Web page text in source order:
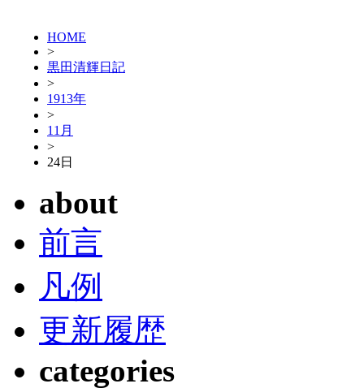
HOME
>
黒田清輝日記
>
1913年
>
11月
>
24日
about
前言
凡例
更新履歴
categories